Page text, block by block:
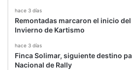
hace 3 días
Remontadas marcaron el inicio
Invierno de Kartismo
hace 3 días
Finca Solimar, siguiente destino
Nacional de Rally